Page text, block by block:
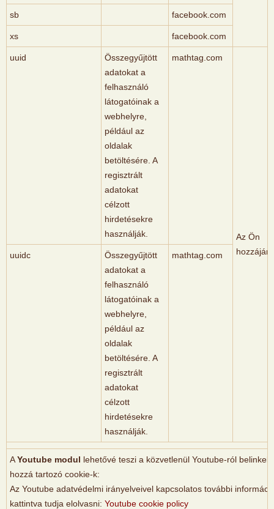
sb facebook.com
xs facebook.com
uuid
Összegyűjtött
adatokat a
felhasználó
látogatóinak a
webhelyre,
például az
oldalak
betöltésére. A
regisztrált
adatokat
célzott
hirdetésekre
használják.
mathtag.com
Az Ön
uuidc
Összegyűjtött
adatokat a
felhasználó
látogatóinak a
webhelyre,
például az
oldalak
betöltésére. A
regisztrált
adatokat
célzott
hirdetésekre
használják.
mathtag.com
AYoutube modul lehetővé teszi a közvetlenül Youtube-ról
hozzá tartozó cookie-k:
Az Youtube adatvédelmi irányelveivel kapcsolatos további
kattintva tudja elolvasni: Youtube cookie policy